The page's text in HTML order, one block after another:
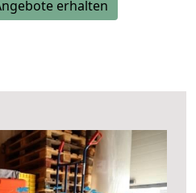
erhalten